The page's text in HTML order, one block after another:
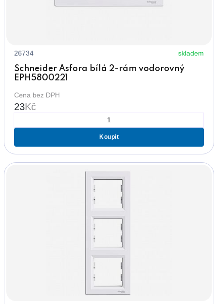
26734 skladem
Schneider Asfora bílá 2-rám vodorovný
EPH5800221
Cena bez DPH
23Kč
Koupit